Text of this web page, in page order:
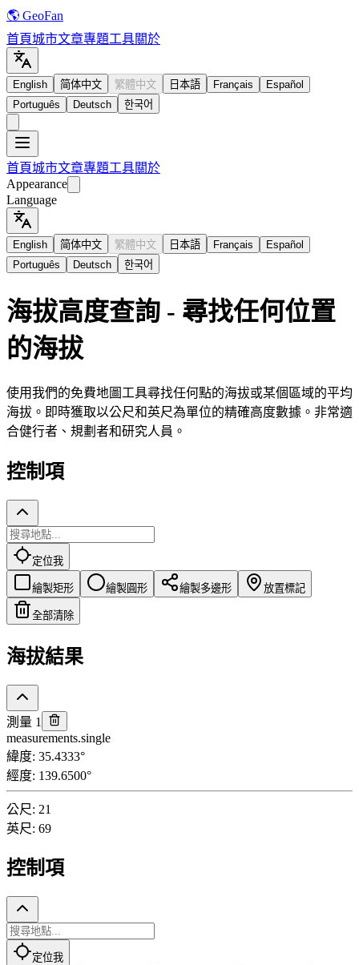
🌎 GeoFan
首頁城市文章專題工具關於
English 简体中文 繁體中文 日本語 Français
Español
Português
Deutsch 한국어
首頁城市文章專題工具關於
Appearance
Language
English 简体中文 繁體中文 日本語 Français
Español
Português
Deutsch 한국어
海拔高度查詢 - 尋找任何位置
的海拔
使用我們的免費地圖工具尋找任何點的海拔或某個區域的平均
海拔。即時獲取以公尺和英尺為單位的精確高度數據。非常適
合健行者、規劃者和研究人員。
控制項
定位我
繪製矩形 繪製圓形 繪製多邊形 放置標記
全部清除
海拔結果
測量 1
measurements.single
緯度: 35.4333°
經度: 139.6500°
公尺: 21
英尺: 69
控制項
定位我